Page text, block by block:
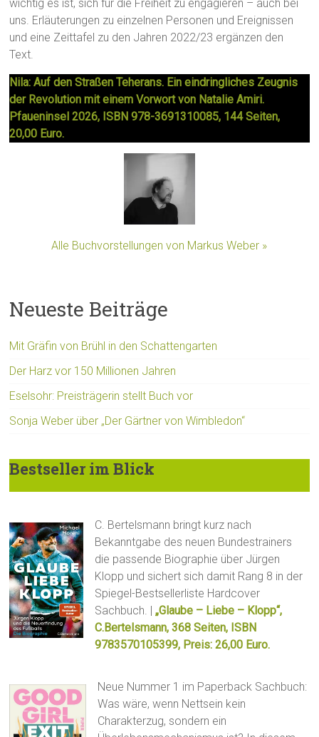
wichtig es ist, sich für die Freiheit zu engagieren – auch bei
uns. Erläuterungen zu einzelnen Personen und Ereignissen
und eine Zeittafel zu den Jahren 2022/23 ergänzen den
Text.
Nila: Auf den Straßen Teherans. Ein eindringliches Zeugnis
der Revolution mit einem Vorwort von Natalie Amiri.
Pfaueninsel 2026, ISBN 978-3691310085, 144 Seiten,
20,00 Euro.
Alle Buchvorstellungen von Markus Weber »
Neueste Beiträge
Mit Gräfin von Brühl in den Schattengarten
Der Harz vor 150 Millionen Jahren
Eselsohr: Preisträgerin stellt Buch vor
Sonja Weber über „Der Gärtner von Wimbledon“
Bestseller im Blick
C. Bertelsmann bringt kurz nach
Bekanntgabe des neuen Bundestrainers
die passende Biographie über Jürgen
Klopp und sichert sich damit Rang 8 in der
Spiegel-Bestsellerliste Hardcover
Sachbuch. |„Glaube – Liebe – Klopp“,
C.Bertelsmann, 368 Seiten, ISBN
9783570105399, Preis: 26,00 Euro.
Neue Nummer 1 im Paperback Sachbuch:
Was wäre, wenn Nettsein kein
Charakterzug, sondern ein